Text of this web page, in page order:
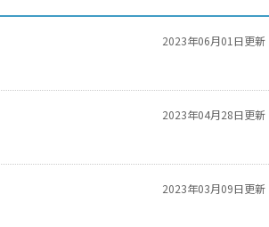
2023年06月01日更新
2023年04月28日更新
2023年03月09日更新